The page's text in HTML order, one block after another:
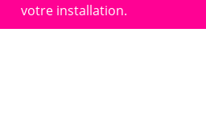
votre installation.